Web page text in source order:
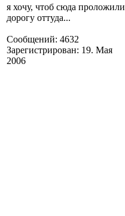
я хочу, чтоб сюда проложили
дорогу оттуда...
Сообщений: 4632
Зарегистрирован: 19. Мая
2006